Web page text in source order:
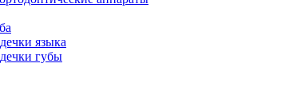
языка
губы